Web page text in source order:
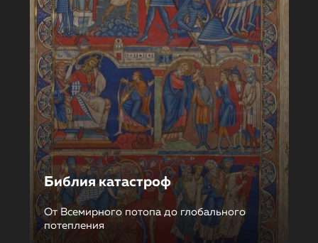
Библия катастроф
От Всемирного потопа до глобального
потепления